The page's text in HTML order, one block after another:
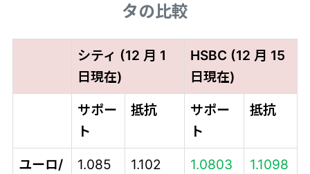
タの比較
シティ (12 月 1
日現在)
HSBC (12 月 15
日現在)
サポー
ト
抵抗
サポー
ト
抵抗
ユーロ/
1.085
1.102 1.0803 1.1098